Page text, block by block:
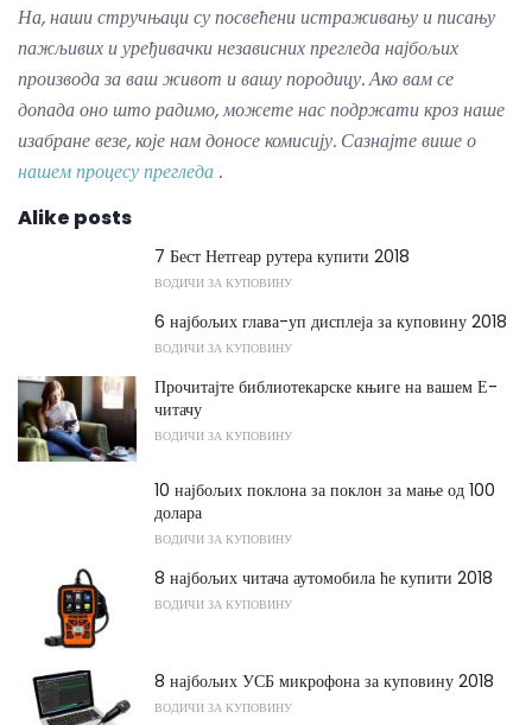
На, наши стручњаци су посвећени истраживању и писању
пажљивих и уређивачки независних прегледа најбољих
производа за ваш живот и вашу породицу.Ако вам се
допада оно што радимо, можете нас подржати кроз наше
изабране везе, које нам доносе комисију. Сазнајте више о
нашем процесу прегледа .
Alike posts
7 Бест Нетгеар рутера купити 2018
ВОДИЧИ ЗА КУПОВИНУ
6 најбољих глава-уп дисплеја за куповину 2018
ВОДИЧИ ЗА КУПОВИНУ
Прочитајте библиотекарске књиге на вашем Е-
читачу
ВОДИЧИ ЗА КУПОВИНУ
10 најбољих поклона за поклон за мање од 100
долара
ВОДИЧИ ЗА КУПОВИНУ
8 најбољих читача аутомобила ће купити 2018
ВОДИЧИ ЗА КУПОВИНУ
8 најбољих УСБ микрофона за куповину 2018
ВОДИЧИ ЗА КУПОВИНУ